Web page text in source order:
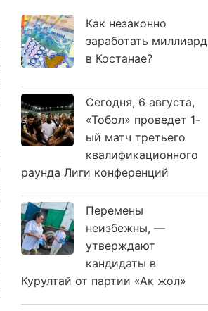
Как незаконно
заработать миллиард
в Костанае?
Сегодня, 6 августа,
«Тобол» проведет 1-
ый матч третьего
квалификационного
раунда Лиги конференций
Перемены
неизбежны, —
утверждают
кандидаты в
Курултай от партии «Ак жол»